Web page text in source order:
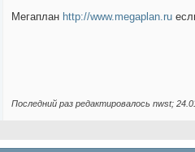
Мегаплан http://www.megaplan.ru
Последний раз редактировалось nwst;